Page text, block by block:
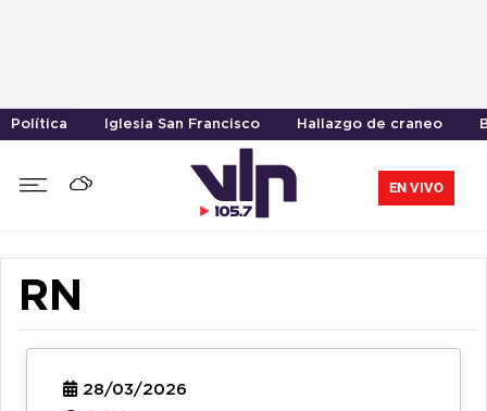
Política Iglesia San Francisco Hallazgo de craneo
EN VIVO
RN
28/03/2026